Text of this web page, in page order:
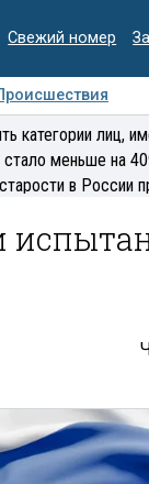
Свежий номер
категории лиц,
меньше на
в России